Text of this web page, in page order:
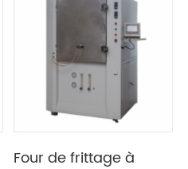
Four de frittage à